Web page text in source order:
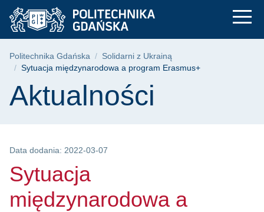
Przejdź
do
menu
Przejdź
do
wyszukiwarki
Przejdź
do
treści
Sytuacja
Ścieżka nawigacyjna
Politechnika Gdańska
Solidarni z Ukrainą
Sytuacja międzynarodowa a program Erasmus+
Treść strony
Aktualności
Data dodania: 2022-03-07
Sytuacja
międzynarodowa a